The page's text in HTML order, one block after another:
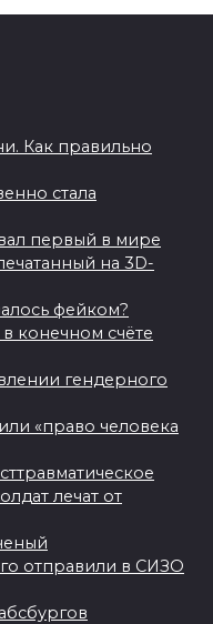
Как правильно
стала
первый в мире
на 3D-
фейком?
конечном счёте
гендерного
«право человека
лечат от
отправили в СИЗО